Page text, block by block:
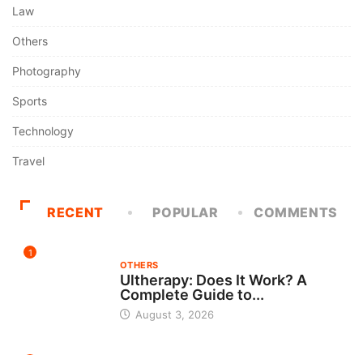
Law
Others
Photography
Sports
Technology
Travel
RECENT POPULAR COMMENTS
1
OTHERS
Ultherapy: Does It Work? A
Complete Guide to...
August 3, 2026